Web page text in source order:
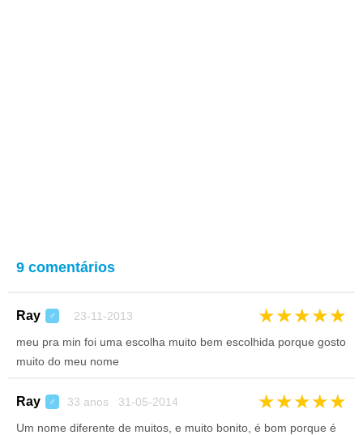
9 comentários
Ray ♂ 23-11-2013 ★★★★★
meu pra min foi uma escolha muito bem escolhida porque gosto
muito do meu nome
Ray ♂ 33 anos 31-05-2014 ★★★★★
Um nome diferente de muitos, e muito bonito, é bom porque é